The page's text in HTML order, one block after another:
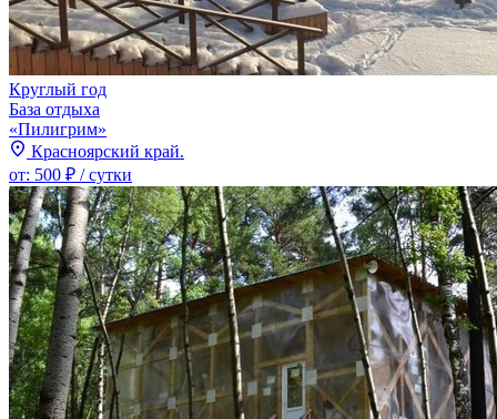
Круглый год
База отдыха
«Пилигрим»
Красноярский край.
от: 500 ₽ / сутки